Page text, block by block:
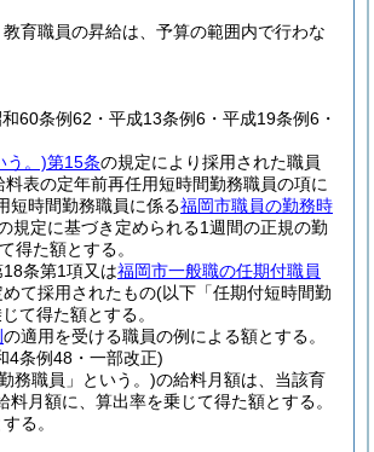
育職員の昇給は、予算の範囲内で行わな
60条例62・平成13条例6・平成19条例6・
う。)第15条の規定により採用された職員
表の定年前再任用短時間勤務職員の項に
短時間勤務職員に係る福岡市職員の勤務時
規定に基づき定められる1週間の正規の勤
得た額とする。
18条第1項又は福岡市一般職の任期付職員
て採用されたもの(以下「任期付短時間勤
て得た額とする。
の適用を受ける職員の例による額とする。
4条例48・一部改正)
務職員」という。)の給料月額は、当該育
月額に、算出率を乗じて得た額とする。
る。